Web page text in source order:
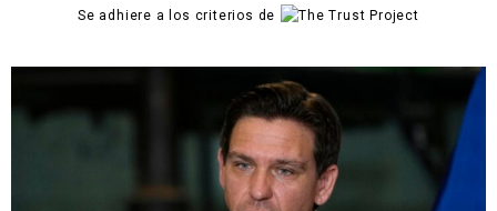
Se adhiere a los criterios de